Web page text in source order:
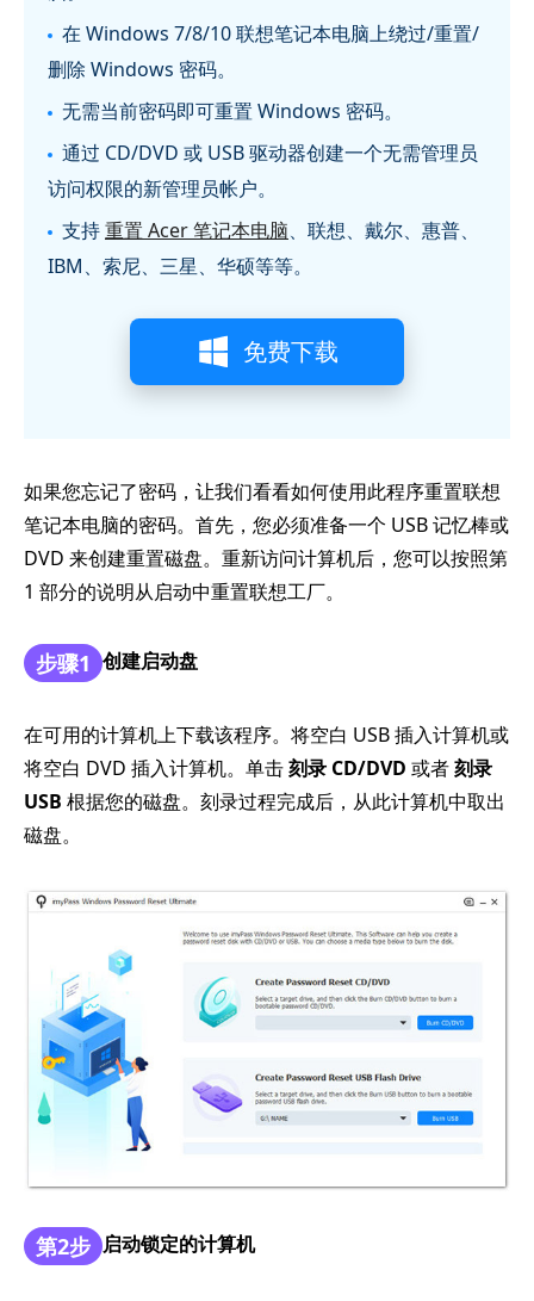
在 Windows 7/8/10 联想笔记本电脑上绕过/重置/
删除 Windows 密码。
无需当前密码即可重置 Windows 密码。
通过 CD/DVD 或 USB 驱动器创建一个无需管理员
访问权限的新管理员帐户。
支持重置 Acer 笔记本电脑、联想、戴尔、惠普、
IBM、索尼、三星、华硕等等。
免费下载
如果您忘记了密码，让我们看看如何使用此程序重置联想
笔记本电脑的密码。首先，您必须准备一个 USB 记忆棒或
DVD 来创建重置磁盘。重新访问计算机后，您可以按照第
1 部分的说明从启动中重置联想工厂。
步骤1 创建启动盘
在可用的计算机上下载该程序。将空白 USB 插入计算机或
将空白 DVD 插入计算机。单击刻录 CD/DVD 或者刻录
USB 根据您的磁盘。刻录过程完成后，从此计算机中取出
磁盘。
第2步 启动锁定的计算机